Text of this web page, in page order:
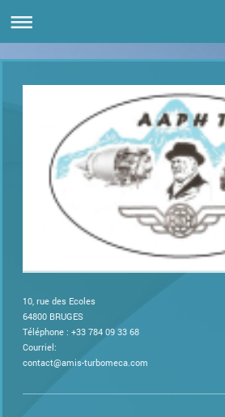
10, rue des Ecoles
64800 BRUGES
Téléphone : +33 784 09 33 68
Courriel:
contact@amis-turbomeca.com